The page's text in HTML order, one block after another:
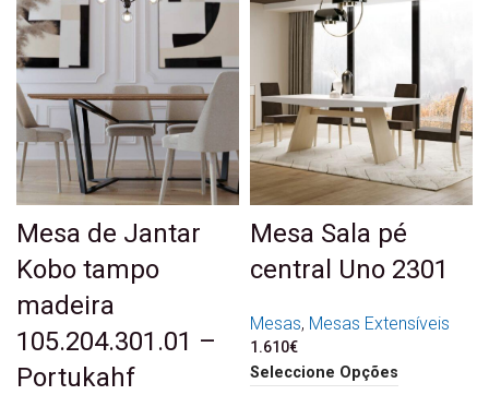
Mesa de Jantar
Kobo tampo
madeira
105.204.301.01 –
Portukahf
Mesa Sala pé
central Uno 2301
Mesas, Mesas Extensíveis
1.610€
Seleccione Opções